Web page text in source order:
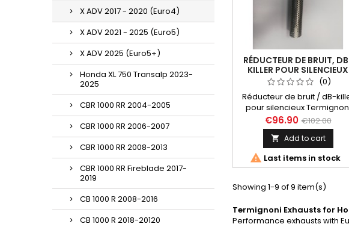
X ADV 2017 - 2020 (Euro4)
X ADV 2021 - 2025 (Euro5)
X ADV 2025 (Euro5+)
Honda XL 750 Transalp 2023-
2025
CBR 1000 RR 2004-2005
CBR 1000 RR 2006-2007
CBR 1000 RR 2008-2013
CBR 1000 RR Fireblade 2017-
2019
CB 1000 R 2008-2016
CB 1000 R 2018-20120
RÉDUCTEUR DE BRUIT,
KILLER POUR SILENCIEUX
TERMIGNONI
H14208040INC
(0)
Réducteur de bruit / dB-
pour silencieux
H14208040ITC et
H14208040INC (HONDA X-
Forza 750)
€96.90 €102.00
 Add to cart
 Last items in stock
Showing 1-9 of 9 item(s)
Termignoni Exhausts for
Performance exhausts with